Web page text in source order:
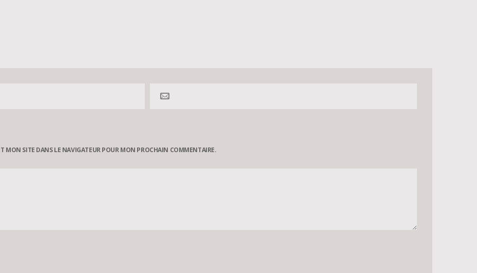
MON SITE DANS LE NAVIGATEUR POUR MON PROCHAIN COMMENTAIRE.